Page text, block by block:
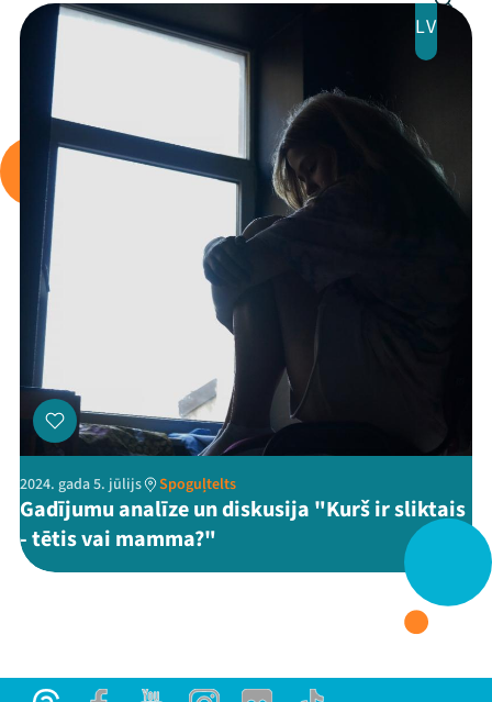
Arhīvs
Viņi bija LAMPĀ 2026
Jaunumi
Ziedo
Veikals
Kontakti
ThreadsFacebookYoutube
X Instagram
Flick TikTok
LV
2024. gada 5. jūlijs Spoguļtelts
Gadījumu analīze un diskusija "Kurš ir sliktais
- tētis vai mamma?"